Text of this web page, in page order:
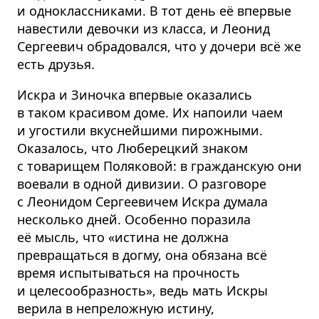
и одноклассниками. В тот день её впервые
навестили девочки из класса, и Леонид
Сергеевич обрадовался, что у дочери всё же
есть друзья.
Искра и Зиночка впервые оказались
в таком красивом доме. Их напоили чаем
и угостили вкуснейшими пирожными.
Оказалось, что Люберецкий знаком
с товарищем Поляковой: в гражданскую они
воевали в одной дивизии. О разговоре
с Леонидом Сергеевичем Искра думала
несколько дней. Особенно поразила
её мысль, что «истина не должна
превращаться в догму, она обязана всё
время испытываться на прочность
и целесооб­разность», ведь мать Искры
верила в непреложную истину,